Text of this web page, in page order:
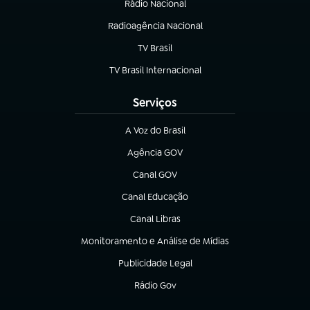
Rádio Nacional
Radioagência Nacional
(abre em nova aba)
TV Brasil
(abre em nova aba)
TV Brasil Internacional
(abre em nova aba)
Serviços
A Voz do Brasil
(abre em nova aba)
Agência GOV
(abre em nova aba)
Canal GOV
(abre em nova aba)
Canal Educação
(abre em nova aba)
Canal Libras
(abre em nova aba)
Monitoramento e Análise de Mídias
(abre em nova aba)
Publicidade Legal
(abre em nova aba)
Rádio Gov
(abre em nova aba)